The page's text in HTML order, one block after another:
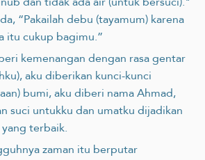
“Pakailah debu (tayamum) karena
itu cukup bagimu.”
kemenangan dengan rasa gentar
aku diberikan kunci-‎kunci
bumi, aku diberi nama Ahmad,
suci untukku dan umatku dijadikan
terbaik.‎
zaman itu berputar